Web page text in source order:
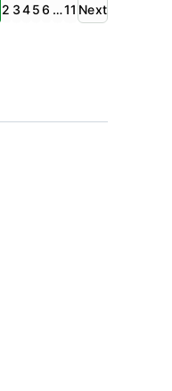
2 3456 …11 Next